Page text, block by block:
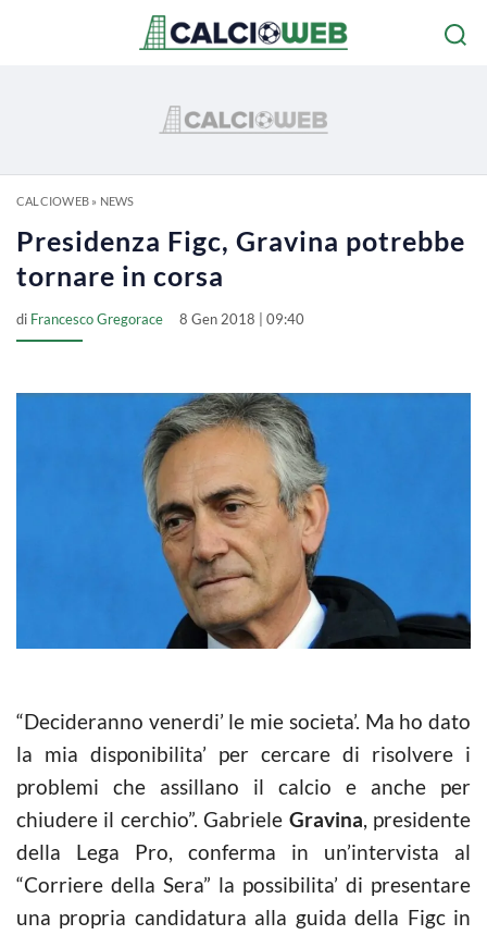
CALCIOWEB» NEWS
Presidenza Figc, Gravina potrebbe
tornare in corsa
di Francesco Gregorace 8 Gen 2018 | 09:40
“Decideranno venerdi’ le mie societa’. Ma ho dato
la mia disponibilita’ per cercare di risolvere i
problemi che assillano il calcio e anche per
chiudere il cerchio”. Gabriele Gravina, presidente
della Lega Pro, conferma in un’intervista al
“Corriere della Sera” la possibilita’ di presentare
una propria candidatura alla guida della Figc in